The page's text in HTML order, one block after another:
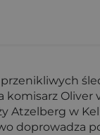
komisarz
Atzelberg w
doprowadza